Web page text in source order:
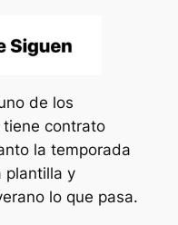
de los
contrato
la temporada
plantilla y
lo que pasa.